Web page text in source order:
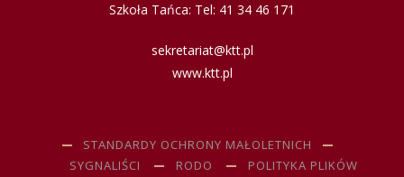
Szkoła Tańca: Tel: 41 34 46 171
sekretariat@ktt.pl
www.ktt.pl
STANDARDY OCHRONY MAŁOLETNICH
SYGNALIŚCI
RODO POLITYKA PLIKÓW